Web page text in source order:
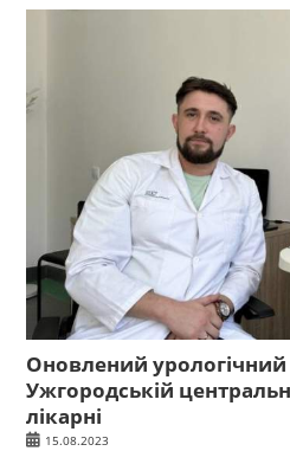
Оновлений урологічний
Ужгородській
лікарні
15.08.2023